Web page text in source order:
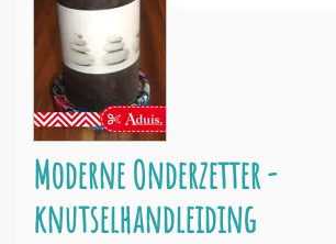
Moderne Onderzetter -
knutselhandleiding